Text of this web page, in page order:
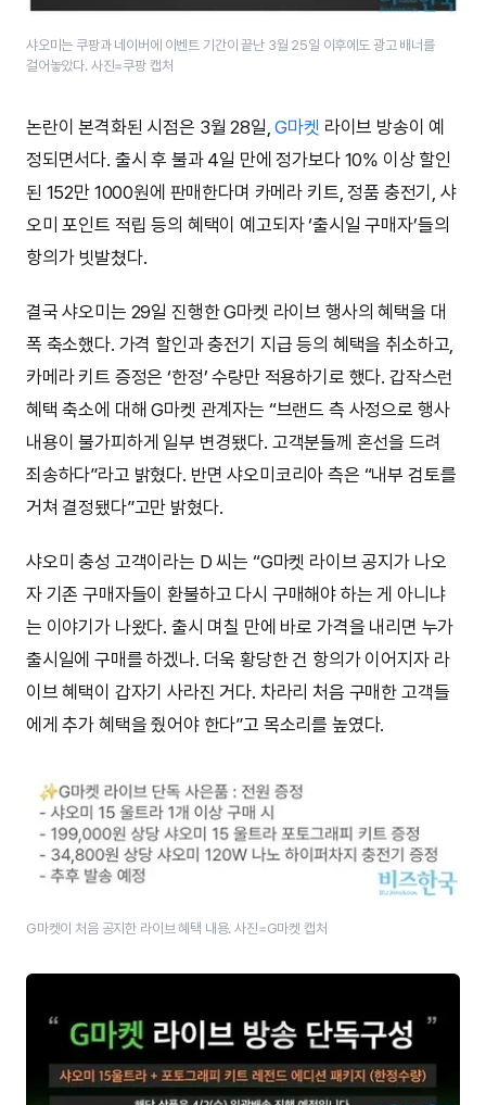
샤오미는 쿠팡과 네이버에 이벤트 기간이 끝난 3월 25일 이후에도 광고 배너를
걸어놓았다. 사진=쿠팡 캡처
논란이 본격화된 시점은 3월 28일,G마켓 라이브 방송이 예
정되면서다. 출시 후 불과 4일 만에 정가보다 10% 이상 할인
된 152만 1000원에 판매한다며 카메라 키트, 정품 충전기, 샤
오미 포인트 적립 등의 혜택이 예고되자 ‘출시일 구매자’들의
항의가 빗발쳤다.
결국 샤오미는 29일 진행한 G마켓 라이브 행사의 혜택을 대
폭 축소했다. 가격 할인과 충전기 지급 등의 혜택을 취소하고,
카메라 키트 증정은 ‘한정’ 수량만 적용하기로 했다. 갑작스런
혜택 축소에 대해 G마켓 관계자는 “브랜드 측 사정으로 행사
내용이 불가피하게 일부 변경됐다. 고객분들께 혼선을 드려
죄송하다”라고 밝혔다. 반면 샤오미코리아 측은 “내부 검토를
거쳐 결정됐다”고만 밝혔다.
샤오미 충성 고객이라는 D 씨는 “G마켓 라이브 공지가 나오
자 기존 구매자들이 환불하고 다시 구매해야 하는 게 아니냐
는 이야기가 나왔다. 출시 며칠 만에 바로 가격을 내리면 누가
출시일에 구매를 하겠나. 더욱 황당한 건 항의가 이어지자 라
이브 혜택이 갑자기 사라진 거다. 차라리 처음 구매한 고객들
에게 추가 혜택을 줬어야 한다”고 목소리를 높였다.
G마켓이 처음 공지한 라이브 혜택 내용. 사진=G마켓 캡처